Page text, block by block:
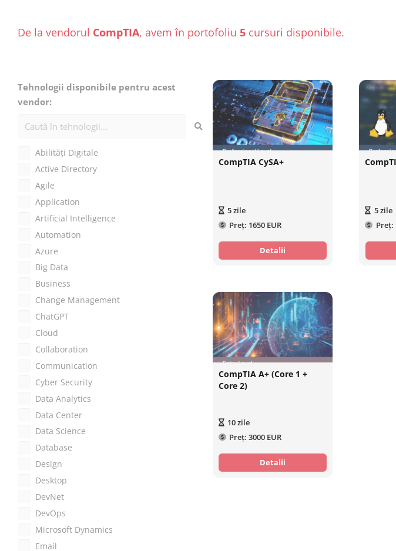
De la vendorul CompTIA, avem în portofoliu 5 cursuri disponibile.
Tehnologii disponibile pentru acest
vendor:
Abilități Digitale
Active Directory
Agile
Application
Artificial Intelligence
Automation
Azure
Big Data
Business
Change Management
ChatGPT
Cloud
Collaboration
Communication
Cyber Security
Data Analytics
Data Center
Data Science
Database
Design
Desktop
DevNet
DevOps
Microsoft Dynamics
Email
CompTIA CySA+
5zile
Preț: 1650 EUR
Detalii
5zile
Preț:
CompTIA A+ (Core 1 +
Core 2)
10zile
Preț:3000 EUR
Detalii